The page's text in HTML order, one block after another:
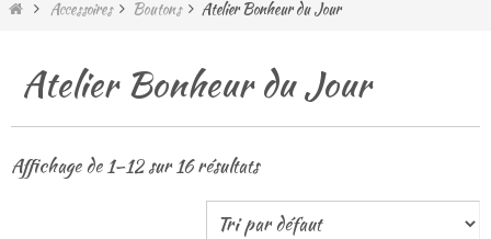
HomeAccessoires Boutons Atelier Bonheur du Jour
Atelier Bonheur du Jour
Affichage de 1–12 sur 16 résultats